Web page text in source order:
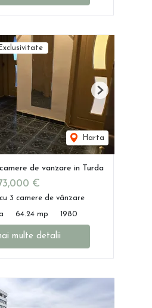
Exclusivitate
Harta
Next
de vanzare in Turda
€
3 camere de vânzare
64.24 mp 1980
multe detalii